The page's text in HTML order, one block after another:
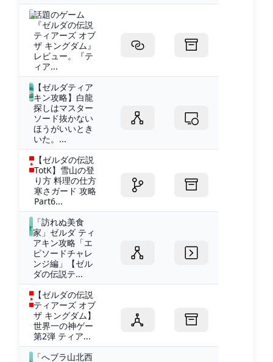
話題のゲーム
『ゼルダの伝説
ティアーズ オブ
ザ キングダム』
レビュー。『テ
ィア...
【ゼルダティア
キン攻略】白龍
探しはマスター
ソード抜かない
ほうがいいとき
いた。...
【ゼルダの伝説
TotK】雪山の登
り方 料理の仕方
寒さガード 攻略
Part6...
「訪れぬ美食
家」ゼルダ ティ
アキン攻略「エ
ピソードチャレ
ンジ編」【ゼル
ダの伝説テ...
【ゼルダの伝説
ティアーズ オブ
ザ キングダム】
世界一の神ゲー
第2弾 ティア...
「へブラ山北西